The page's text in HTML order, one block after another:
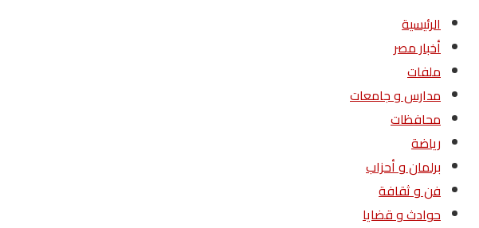
الرئيسية
أخبار مصر
ملفات
مدارس و جامعات
محافظات
رياضة
برلمان و أحزاب
فن و ثقافة
حوادث و قضايا